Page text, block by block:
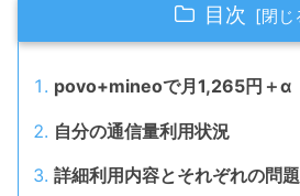
目次
povo+mineoで月1,265円＋α
自分の通信量利用状況
詳細利用内容とそれぞれの問